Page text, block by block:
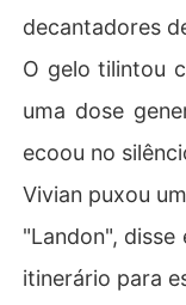
A dor e a água
eu era,
horei mais.
om o homem
decantadores
O gelo tilintou
uma dose
ecoou no
Vivian puxou
"Landon",
itinerário para